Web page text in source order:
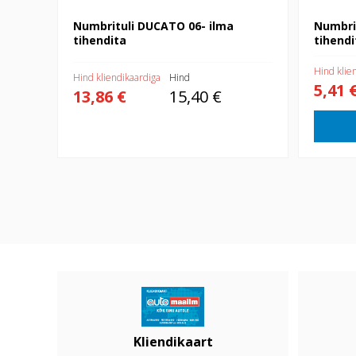
Numbrituli DUCATO 06- ilma
tihendita
Hind kliendikaardiga
13,86 €
Hind
15,40 €
Hind
5,41
Kliendikaart